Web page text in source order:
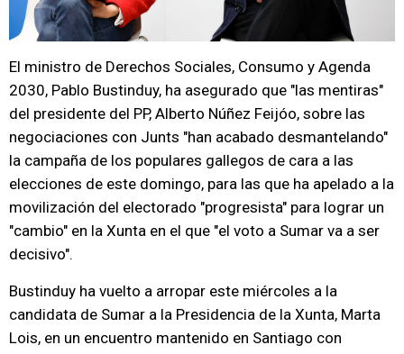
El ministro de Derechos Sociales, Consumo y Agenda
2030, Pablo Bustinduy, ha asegurado que "las mentiras"
del presidente del PP, Alberto Núñez Feijóo, sobre las
negociaciones con Junts "han acabado desmantelando"
la campaña de los populares gallegos de cara a las
elecciones de este domingo, para las que ha apelado a la
movilización del electorado "progresista" para lograr un
"cambio" en la Xunta en el que "el voto a Sumar va a ser
decisivo".
Bustinduy ha vuelto a arropar este miércoles a la
candidata de Sumar a la Presidencia de la Xunta, Marta
Lois, en un encuentro mantenido en Santiago con